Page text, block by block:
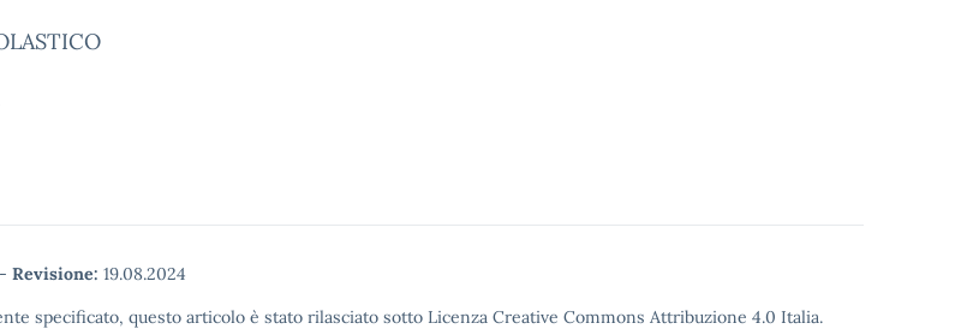
- Revisione: 19.08.2024
specificato, questo articolo è stato rilasciato sotto Licenza Creative Commons Attribuzione 4.0 Italia.